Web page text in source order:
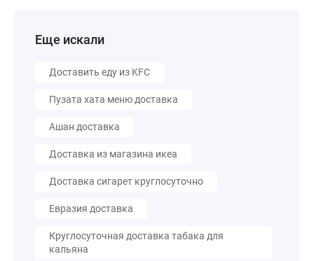
Еще искали
Доставить еду из KFC
Пузата хата меню доставка
Ашан доставка
Доставка из магазина икеа
Доставка сигарет круглосуточно
Евразия доставка
Круглосуточная доставка табака для
кальяна